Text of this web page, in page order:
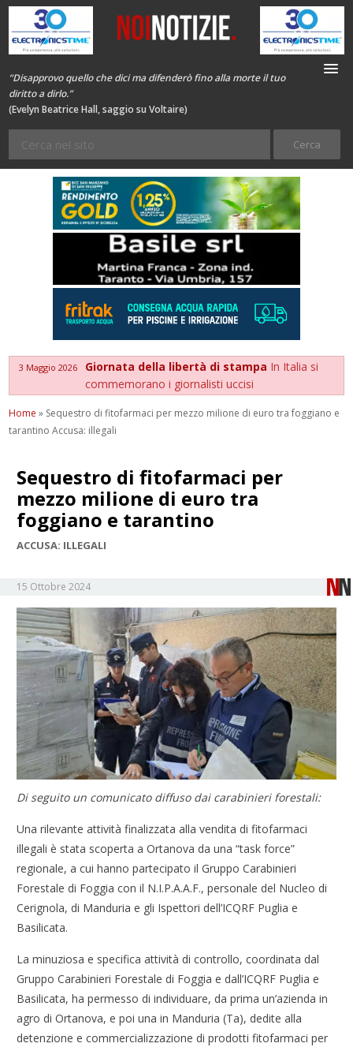
“Disapprovo quello che dici ma difenderò fino alla morte il tuo
diritto a dirlo.”
(Evelyn Beatrice Hall, saggio su Voltaire)
3 Maggio 2026 Giornata della libertà di stampa In Italia si
commemorano i giornalisti uccisi
Home » Sequestro di fitofarmaci per mezzo milione di euro tra foggiano e
tarantino Accusa: illegali
Sequestro di fitofarmaci per
mezzo milione di euro tra
foggiano e tarantino
ACCUSA: ILLEGALI
15 Ottobre 2024
Di seguito un comunicato diffuso dai carabinieri forestali:
Una rilevante attività finalizzata alla vendita di fitofarmaci
illegali è stata scoperta a Ortanova da una “task force”
regionale, a cui hanno partecipato il Gruppo Carabinieri
Forestale di Foggia con il N.I.P.A.A.F., personale del Nucleo di
Cerignola, di Manduria e gli Ispettori dell’ICQRF Puglia e
Basilicata.
La minuziosa e specifica attività di controllo, coordinata dal
Gruppo Carabinieri Forestale di Foggia e dall’ICQRF Puglia e
Basilicata, ha permesso di individuare, da prima un’azienda in
agro di Ortanova, e poi una in Manduria (Ta), dedite alla
detenzione e commercializzazione di prodotti fitofarmaci per